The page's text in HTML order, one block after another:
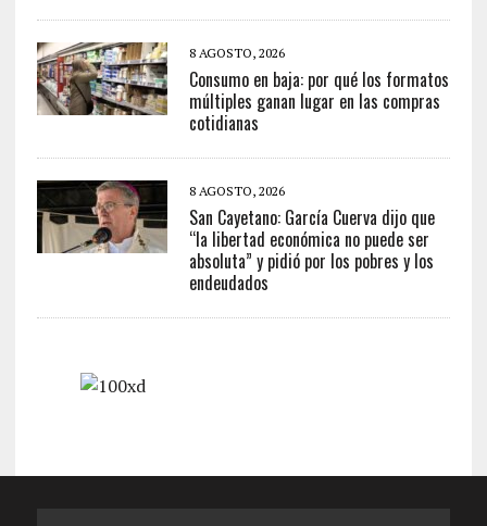
8 AGOSTO, 2026
Consumo en baja: por qué los formatos
múltiples ganan lugar en las compras
cotidianas
8 AGOSTO, 2026
San Cayetano: García Cuerva dijo que
“la libertad económica no puede ser
absoluta” y pidió por los pobres y los
endeudados